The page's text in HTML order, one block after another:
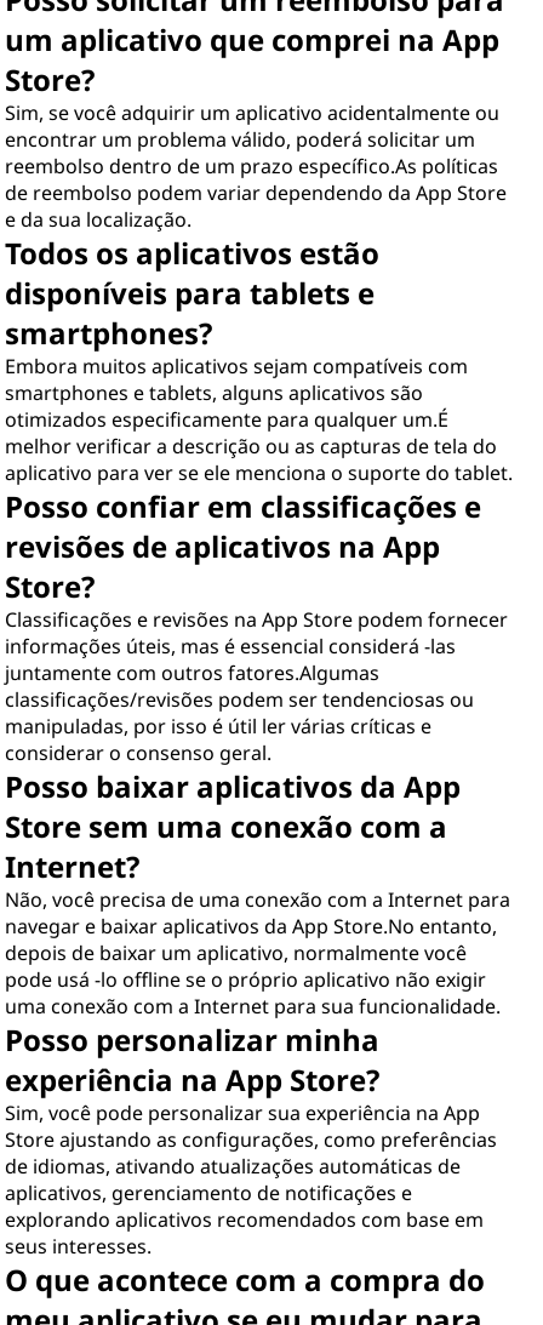
um aplicativo que comprei na App
Store?
Sim, se você adquirir um aplicativo acidentalmente ou
encontrar um problema válido, poderá solicitar um
reembolso dentro de um prazo específico.As políticas
de reembolso podem variar dependendo da App Store
e da sua localização.
Todos os aplicativos estão
disponíveis para tablets e
smartphones?
Embora muitos aplicativos sejam compatíveis com
smartphones e tablets, alguns aplicativos são
otimizados especificamente para qualquer um.É
melhor verificar a descrição ou as capturas de tela do
aplicativo para ver se ele menciona o suporte do tablet.
Posso confiar em classificações e
revisões de aplicativos na App
Store?
Classificações e revisões na App Store podem fornecer
informações úteis, mas é essencial considerá -las
juntamente com outros fatores.Algumas
classificações/revisões podem ser tendenciosas ou
manipuladas, por isso é útil ler várias críticas e
considerar o consenso geral.
Posso baixar aplicativos da App
Store sem uma conexão com a
Internet?
Não, você precisa de uma conexão com a Internet para
navegar e baixar aplicativos da App Store.No entanto,
depois de baixar um aplicativo, normalmente você
pode usá -lo offline se o próprio aplicativo não exigir
uma conexão com a Internet para sua funcionalidade.
Posso personalizar minha
experiência na App Store?
Sim, você pode personalizar sua experiência na App
Store ajustando as configurações, como preferências
de idiomas, ativando atualizações automáticas de
aplicativos, gerenciamento de notificações e
explorando aplicativos recomendados com base em
seus interesses.
O que acontece com a compra do